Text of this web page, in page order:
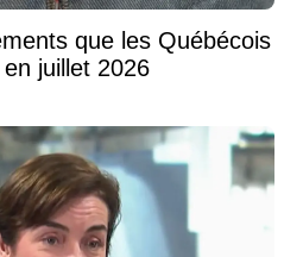
que les Québécois
juillet 2026